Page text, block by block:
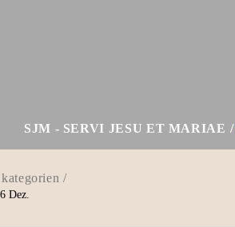
SJM - SERVI JESU ET MARIAE
6 Dez.